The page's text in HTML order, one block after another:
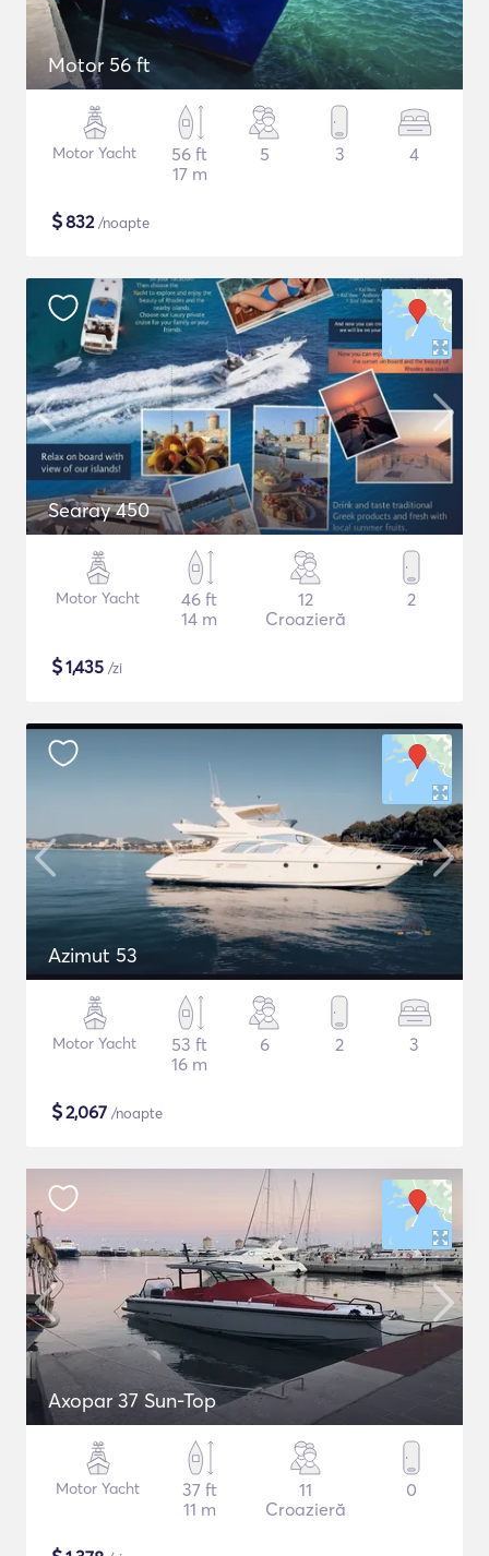
Motor 56 ft
Motor Yacht
56 ft
17 m
5 3 4
$832/noapte
Searay 450
Motor Yacht
46 ft
14 m
12
Croazieră
2
$1,435 /zi
Azimut 53
Motor Yacht
53 ft
16 m
6 2 3
$2,067 /noapte
Axopar 37 Sun-Top
Motor Yacht
37 ft
11 m
11
Croazieră
0